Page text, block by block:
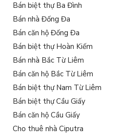
Bán biệt thự Ba Đình
Bán nhà Đống Đa
Bán căn hộ Đống Đa
Bán biệt thự Hoàn Kiếm
Bán nhà Bắc Từ Liêm
Bán căn hộ Bắc Từ Liêm
Bán biệt thự Nam Từ Liêm
Bán biệt thự Cầu Giấy
Bán căn hộ Cầu Giấy
Cho thuê nhà Ciputra